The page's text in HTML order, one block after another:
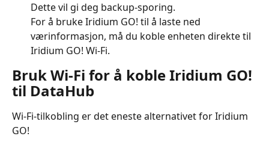
Dette vil gi deg backup-sporing.
For å bruke Iridium GO! til å laste ned
værinformasjon, må du koble enheten direkte til
Iridium GO! Wi-Fi.
Bruk Wi-Fi for å koble Iridium GO!
til DataHub
Wi-Fi-tilkobling er det eneste alternativet for Iridium
GO!